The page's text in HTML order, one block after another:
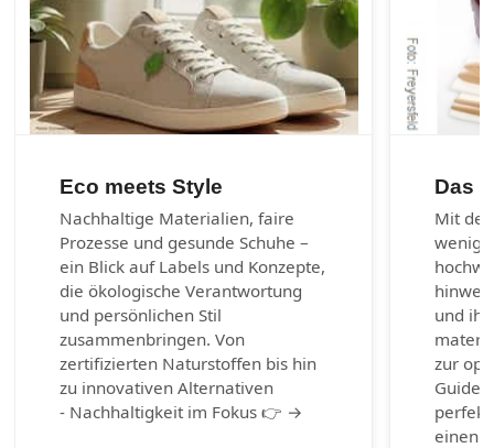
Eco meets Style
Nachhaltige Materialien, faire
Prozesse und gesunde Schuhe –
ein Blick auf Labels und Konzepte,
die ökologische Verantwortung
und persönlichen Stil
zusammenbringen. Von
zertifizierten Naturstoffen bis hin
zu innovativen Alternativen
- Nachhaltigkeit im Fokus 👉 →
Das
Mit
wenig
und
zur
Guide
einen